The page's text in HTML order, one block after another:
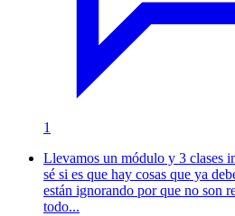
1
Llevamos un módulo y 3 clases
sé si es que hay cosas que ya
están ignorando por que no son
todo...